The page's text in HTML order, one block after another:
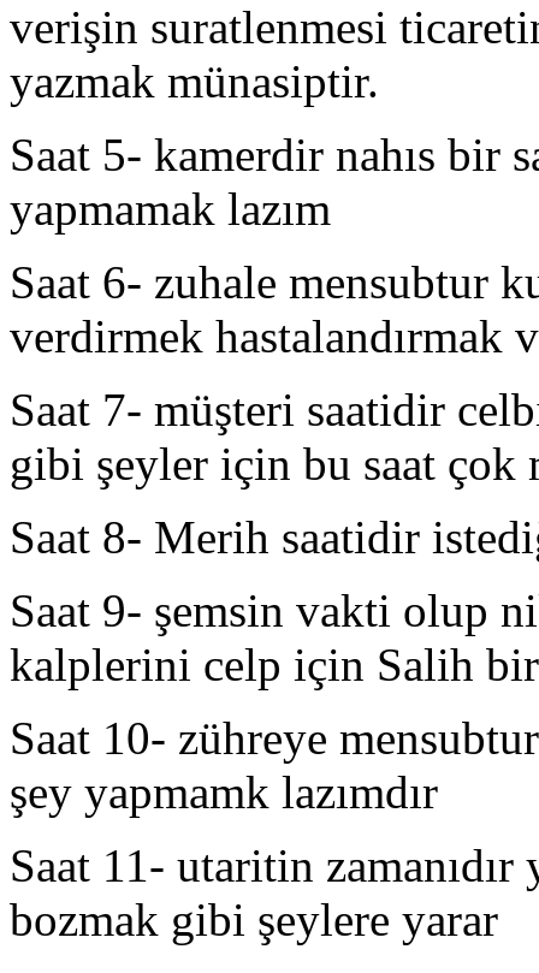
verişin suratlenmesi
yazmak münasiptir.
Saat 5- kamerdir nahıs bir
yapmamak lazım
Saat 6- zuhale mensubtur
verdirmek hastalandırmak
Saat 7- müşteri saatidir
gibi şeyler için bu saat çok
Saat 8- Merih saatidir
Saat 9- şemsin vakti olup
kalplerini celp için Salih
Saat 10- zühreye
şey yapmamk lazımdır
Saat 11- utaritin
bozmak gibi şeylere yarar